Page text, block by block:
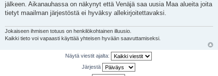
jälkeen. Aikanauhassa on näkynyt että Venäjä saa uusia Maa alueita joita
tietyt maailman järjestöstä ei hyväksy allekirjoitettavaksi.
Jokaiseen ihmisen totuus on henkilökohtainen illuusio.
Kaikki tieto voi vapaasti käyttää yhteisen hyvään saavuttamiseksi.
Näytä viestit ajalta:
Järjestä